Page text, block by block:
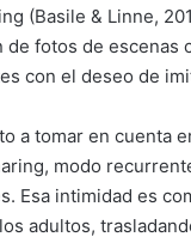
(Basile & Linne,
de fotos de escenas
con el deseo de
a tomar en cuenta
modo
Esa intimidad es
adultos,